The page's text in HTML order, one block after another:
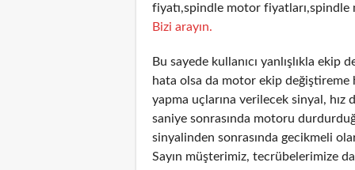
fiyatı,spindle motor fiyatları,spindle
Bizi arayın.
Bu sayede kullanıcı yanlışlıkla
hata olsa da motor ekip değiştireme
yapma uçlarına verilecek sinyal,
saniye sonrasında motoru
sinyalinden sonrasında gecikmeli
Sayın müşterimiz, tecrübelerimize